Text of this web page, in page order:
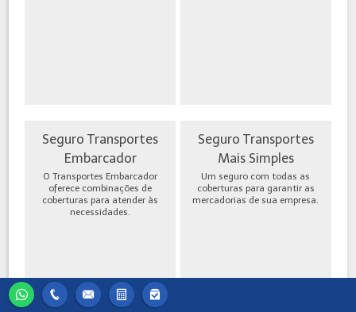
Seguro Transportes
Embarcador
O Transportes Embarcador
oferece combinações de
coberturas para atender às
necessidades.
Seguro Transportes
Mais Simples
Um seguro com todas as
coberturas para garantir as
mercadorias de sua empresa.